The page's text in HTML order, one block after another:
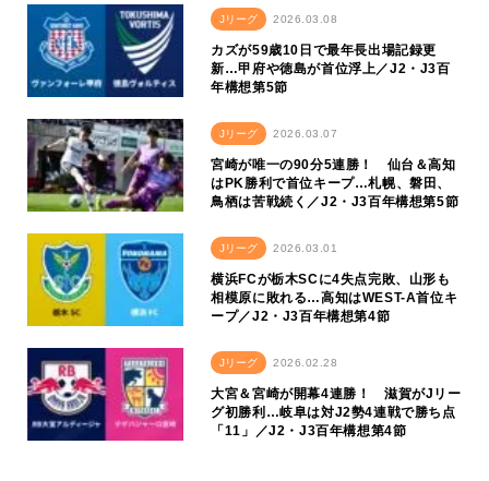
Jリーグ 2026.03.08
カズが59歳10日で最年長出場記録更
新…甲府や徳島が首位浮上／J2・J3百
年構想第5節
Jリーグ 2026.03.07
宮崎が唯一の90分5連勝！ 仙台＆高知
はPK勝利で首位キープ…札幌、磐田、
鳥栖は苦戦続く／J2・J3百年構想第5節
Jリーグ 2026.03.01
横浜FCが栃木SCに4失点完敗、山形も
相模原に敗れる…高知はWEST-A首位キ
ープ／J2・J3百年構想第4節
Jリーグ 2026.02.28
大宮＆宮崎が開幕4連勝！ 滋賀がJリー
グ初勝利…岐阜は対J2勢4連戦で勝ち点
「11」／J2・J3百年構想第4節